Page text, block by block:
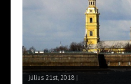
július 21st, 2018 |